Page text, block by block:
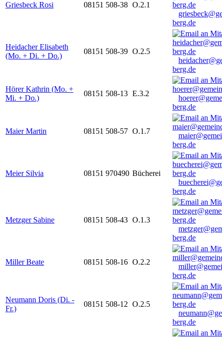
Griesbeck Rosi 08151 508-38 O.2.1
berg.de
Heidacher Elisabeth
(Mo. + Di. + Do.)
08151 508-39 O.2.5
berg.de
Hörer Kathrin (Mo. +
Mi. + Do.)
08151 508-13 E.3.2
berg.de
Maier Martin 08151 508-57 O.1.7
berg.de
Meier Silvia 08151 970490 Bücherei
berg.de
Metzger Sabine 08151 508-43 O.1.3
berg.de
Miller Beate 08151 508-16 O.2.2
berg.de
Neumann Doris (Di. -
Fr.)
08151 508-12 O.2.5
berg.de